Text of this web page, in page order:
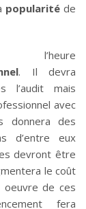
popularitéde
. Il devra
l’audit mais
avec
donnera des
d’entre eux
devront être
le coût
de ces
fera